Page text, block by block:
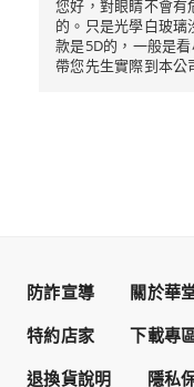
您好，對眼睛不會有
的。只是光學白玻
款是5D的，一般是
帶您先生實際到本
防詐宣導 關於華
特約店家
下載專
退換貨說明
隱私